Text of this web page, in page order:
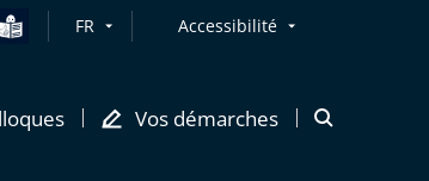
FR Accessibilité
Vos démarches
Ouvrir